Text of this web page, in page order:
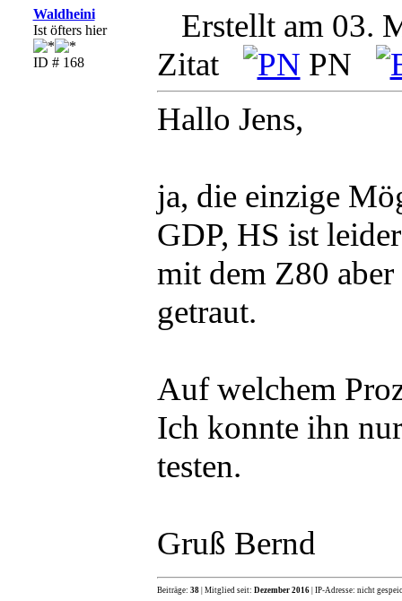
Waldheini
Ist öfters hier
ID # 168
Erstellt am 03.
Zitat
PN
Hallo Jens,
ja, die einzige
GDP, HS ist
mit dem Z80
getraut.
Auf welchem
Ich konnte ihn
testen.
Gruß Bernd
Beiträge: 38| Mitglied seit: Dezember 2016| IP-Adresse: nicht